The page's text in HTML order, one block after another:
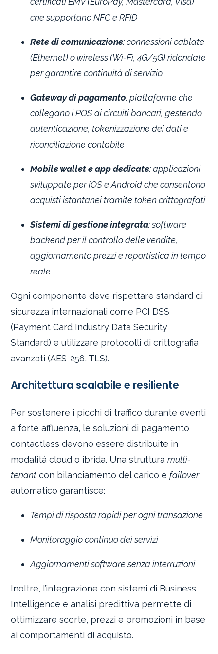
che supportano NFC e RFID
Rete di comunicazione: connessioni cablate
(Ethernet) o wireless (Wi-Fi, 4G/5G) ridondate
per garantire continuità di servizio
Gateway di pagamento: piattaforme che
collegano i POS ai circuiti bancari, gestendo
autenticazione, tokenizzazione dei dati e
riconciliazione contabile
Mobile wallet e app dedicate: applicazioni
sviluppate per iOS e Android che consentono
acquisti istantanei tramite token crittografati
Sistemi di gestione integrata: software
backend per il controllo delle vendite,
aggiornamento prezzi e reportistica in tempo
reale
Ogni componente deve rispettare standard di
sicurezza internazionali come PCI DSS
(Payment Card Industry Data Security
Standard) e utilizzare protocolli di crittografia
avanzati (AES-256, TLS).
Architettura scalabile e resiliente
Per sostenere i picchi di traffico durante eventi
a forte affluenza, le soluzioni di pagamento
contactless devono essere distribuite in
modalità cloud o ibrida. Una strutturamulti-
tenant con bilanciamento del carico efailover
automatico garantisce:
Tempi di risposta rapidi per ogni transazione
Monitoraggio continuo dei servizi
Aggiornamenti software senza interruzioni
Inoltre, l’integrazione con sistemi di Business
Intelligence e analisi predittiva permette di
ottimizzare scorte, prezzi e promozioni in base
ai comportamenti di acquisto.